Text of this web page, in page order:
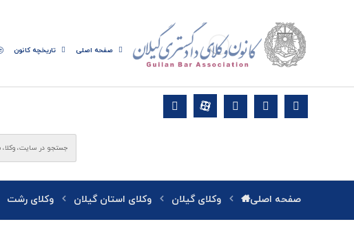
صفحه اصلی تاریخچه کانون
صفحه اصلی وکلای گیلان وکلای استان گیلان وکلای رشت